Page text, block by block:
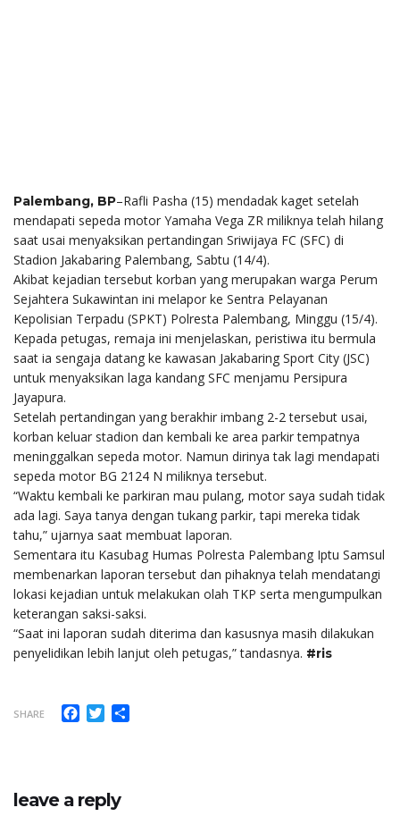
Palembang, BP–Rafli Pasha (15) mendadak kaget setelah
mendapati sepeda motor Yamaha Vega ZR miliknya telah hilang
saat usai menyaksikan pertandingan Sriwijaya FC (SFC) di
Stadion Jakabaring Palembang, Sabtu (14/4).
Akibat kejadian tersebut korban yang merupakan warga Perum
Sejahtera Sukawintan ini melapor ke Sentra Pelayanan
Kepolisian Terpadu (SPKT) Polresta Palembang, Minggu (15/4).
Kepada petugas, remaja ini menjelaskan, peristiwa itu bermula
saat ia sengaja datang ke kawasan Jakabaring Sport City (JSC)
untuk menyaksikan laga kandang SFC menjamu Persipura
Jayapura.
Setelah pertandingan yang berakhir imbang 2-2 tersebut usai,
korban keluar stadion dan kembali ke area parkir tempatnya
meninggalkan sepeda motor. Namun dirinya tak lagi mendapati
sepeda motor BG 2124 N miliknya tersebut.
“Waktu kembali ke parkiran mau pulang, motor saya sudah tidak
ada lagi. Saya tanya dengan tukang parkir, tapi mereka tidak
tahu,” ujarnya saat membuat laporan.
Sementara itu Kasubag Humas Polresta Palembang Iptu Samsul
membenarkan laporan tersebut dan pihaknya telah mendatangi
lokasi kejadian untuk melakukan olah TKP serta mengumpulkan
keterangan saksi-saksi.
“Saat ini laporan sudah diterima dan kasusnya masih dilakukan
penyelidikan lebih lanjut oleh petugas,” tandasnya. #ris
SHARE Facebook
Twitter
leave a reply